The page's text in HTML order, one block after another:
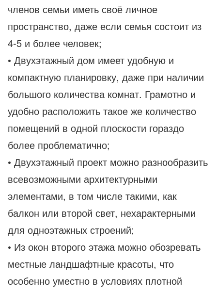
членов семьи иметь своё личное
пространство, даже если семья состоит из
4-5 и более человек;
• Двухэтажный дом имеет удобную и
компактную планировку, даже при наличии
большого количества комнат. Грамотно и
удобно расположить такое же количество
помещений в одной плоскости гораздо
более проблематично;
• Двухэтажный проект можно разнообразить
всевозможными архитектурными
элементами, в том числе такими, как
балкон или второй свет, нехарактерными
для одноэтажных строений;
• Из окон второго этажа можно обозревать
местные ландшафтные красоты, что
особенно уместно в условиях плотной